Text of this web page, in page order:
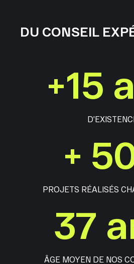
DU CONSEIL
+15
+
PROJETS RÉALISÉS
37
ÂGE MOYEN DE NOS